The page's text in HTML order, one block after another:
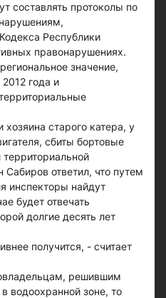
составлять протоколы по
Республики
правонарушениях.
значение,
2012 года и
старого катера, у
сбиты бортовые
ответил, что путем
инспекторы найдут
будет отвечать
долгие десять лет
получится, - считает
решившим
водоохранной зоне, то